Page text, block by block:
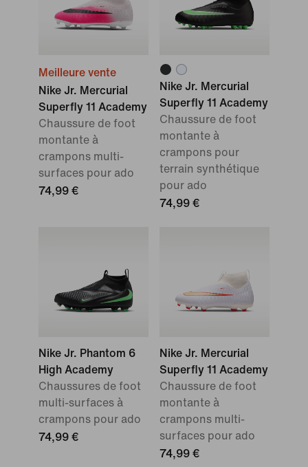
Meilleure vente
Nike Jr. Mercurial
Superfly 11 Academy
Chaussure de foot
montante à
crampons multi-
surfaces pour ado
74,99 €
Nike Jr. Mercurial
Superfly 11 Academy
Chaussure de foot
montante à
crampons pour
terrain synthétique
pour ado
74,99 €
Nike Jr. Phantom 6
High Academy
Chaussures de foot
multi-surfaces à
crampons pour ado
74,99 €
Nike Jr. Mercurial
Superfly 11 Academy
Chaussure de foot
montante à
crampons multi-
surfaces pour ado
74,99 €